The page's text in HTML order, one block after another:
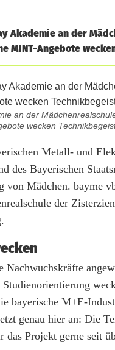
Akademie an der
MINT-Angebote
an der
wecken
Metall- und
des Bayerischen
Mädchen. bayme
der
bayerische M+E-
genau hier an: Die
Projekt gerne seit